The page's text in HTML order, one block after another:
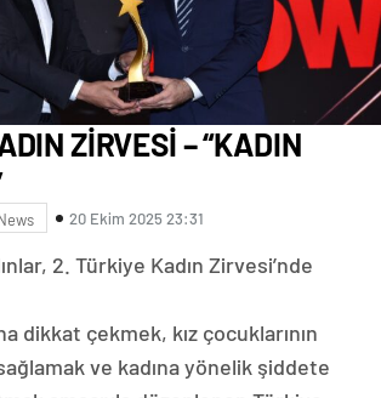
ZİRVESİ – “KADIN
20 Ekim 2025 23:31
2. Türkiye Kadın Zirvesi’nde
dikkat çekmek, kız çocuklarının
ve kadına yönelik şiddete